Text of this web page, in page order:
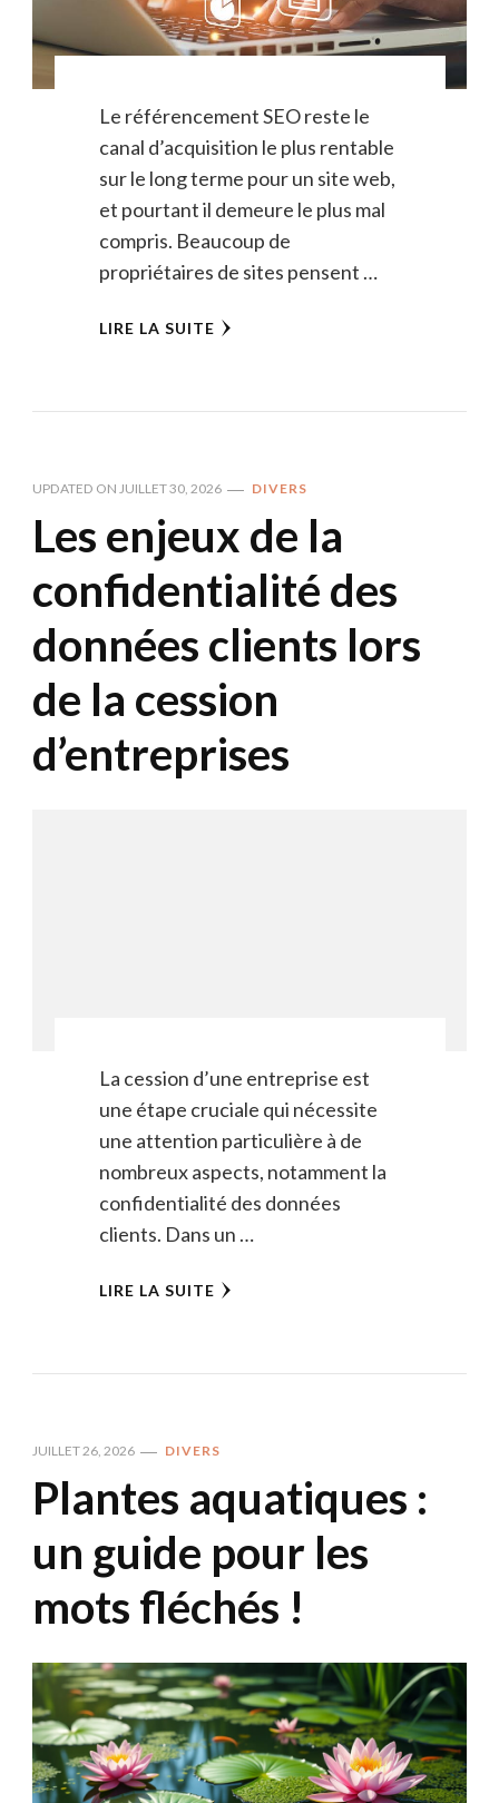
Le référencement SEO reste le
canal d’acquisition le plus rentable
sur le long terme pour un site web,
et pourtant il demeure le plus mal
compris. Beaucoup de
propriétaires de sites pensent …
LIRE LA SUITE
UPDATED ON JUILLET 30, 2026 DIVERS
Les enjeux de la
confidentialité des
données clients lors
de la cession
d’entreprises
La cession d’une entreprise est
une étape cruciale qui nécessite
une attention particulière à de
nombreux aspects, notamment la
confidentialité des données
clients. Dans un …
LIRE LA SUITE
JUILLET 26, 2026 DIVERS
Plantes aquatiques :
un guide pour les
mots fléchés !